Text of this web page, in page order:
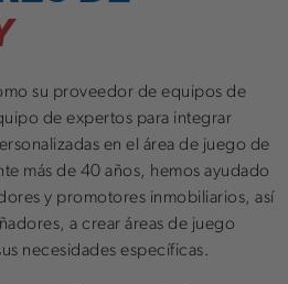
su proveedor de equipos de
de expertos para integrar
en el área de juego de
más de 40 años, hemos ayudado
y promotores inmobiliarios, así
a crear áreas de juego
necesidades específicas.